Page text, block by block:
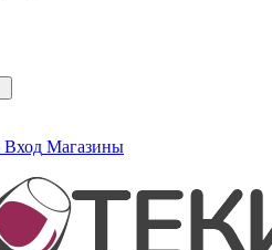
Вход Магазины